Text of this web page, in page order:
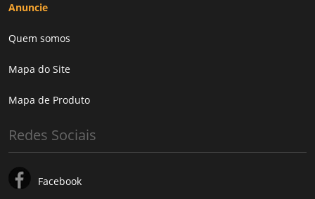
Anuncie
Quem somos
Mapa do Site
Mapa de Produto
Redes Sociais
Facebook